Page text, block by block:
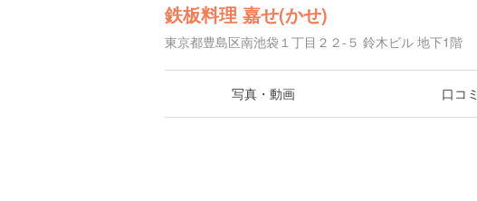
鉄板料理 嘉せ(かせ)
東京都豊島区南池袋１丁目２２-５ 鈴木ビル 地下1階
写真・動画 口コミ